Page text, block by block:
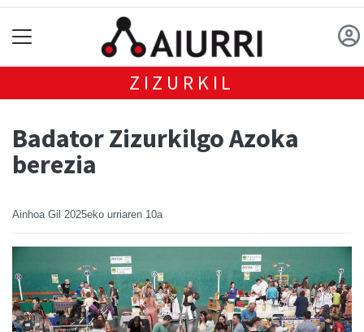
ZIZURKIL
Badator Zizurkilgo Azoka
berezia
Ainhoa Gil 2025eko urriaren 10a